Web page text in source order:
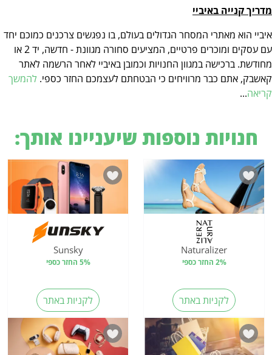
מדריך קנייה באיביי
איביי הוא מאתרי המסחר הגדולים בעולם, בו נפגשים צרכנים כמוכם יחד
עם עסקים ומוכרים פרטיים, המציעים סחורה מגוונת - חדשה, יד 2 או
מחודשת. ברכישה במגוון החנויות וכמובן באיביי לאחר הרשמה לאתר
קאשבק, אתם כבר מרוויחים כי הבטחתם לעצמכם החזר כספי. להמשך
קריאה...
חנויות נוספות שיעניינו אותך:
Naturalizer
2% החזר כספי
לקניות באתר
Sunsky
5% החזר כספי
לקניות באתר